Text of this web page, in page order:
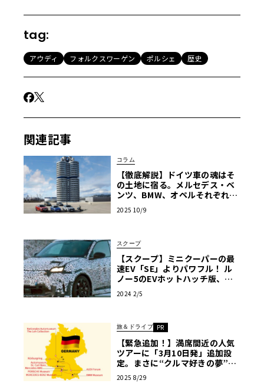
tag:
アウディ フォルクスワーゲン ポルシェ 歴史
関連記事
コラム
【徹底解説】ドイツ車の魂はそ
の土地に宿る。メルセデス・ベ
ンツ、BMW、オペルそれぞれの
2025 10/9
スクープ
【スクープ】ミニクーパーの最
速EV「SE」よりパワフル！ ル
ノー5のEVホットハッチ版、ア
2024 2/5
旅＆ドライブ PR
【緊急追加！】満席間近の人気
ツアーに「3月10日発」追加設
定。まさに“クルマ好きの夢”。
ニュル、AMG本社、ポルシェ博
物館…ドイツ自動車「聖地巡
2025 8/29